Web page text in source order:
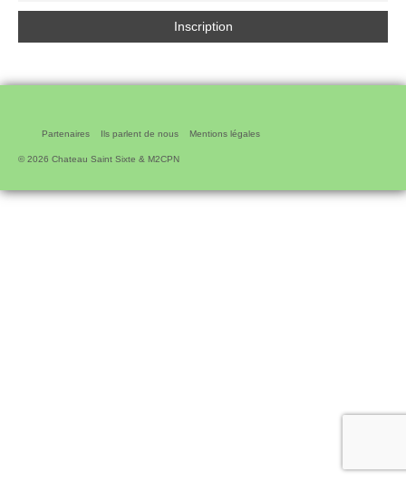
Partenaires Ils parlent de nous Mentions légales
© 2026 Chateau Saint Sixte & M2CPN